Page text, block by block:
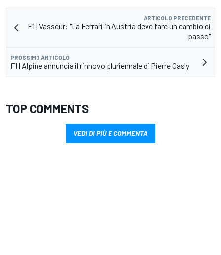
ARTICOLO PRECEDENTE
F1 | Vasseur: "La Ferrari in Austria deve fare un cambio di
passo"
PROSSIMO ARTICOLO
F1 | Alpine annuncia il rinnovo pluriennale di Pierre Gasly
TOP COMMENTS
VEDI DI PIÙ E COMMENTA